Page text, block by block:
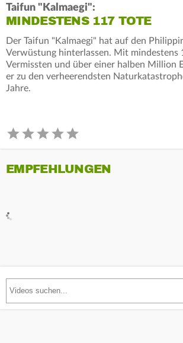
Taifun "Kalmaegi":
MINDESTENS 117 TOTE
Der Taifun "Kalmaegi" hat auf den
Verwüstung hinterlassen. Mit mindestens
Vermissten und über einer halben Million
er zu den verheerendsten
Jahre.
EMPFEHLUNGEN